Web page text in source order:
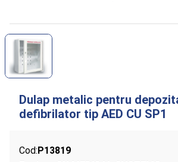
Cod:P13819